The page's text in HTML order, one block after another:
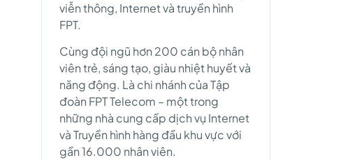
viễn thông, Internet và truyền hình
FPT.
Cùng đội ngũ hơn 200 cán bộ nhân
viên trẻ, sáng tạo, giàu nhiệt huyết và
năng động. Là chi nhánh của Tập
đoàn FPT Telecom – một trong
những nhà cung cấp dịch vụ Internet
và Truyền hình hàng đầu khu vực với
gần 16.000 nhân viên.